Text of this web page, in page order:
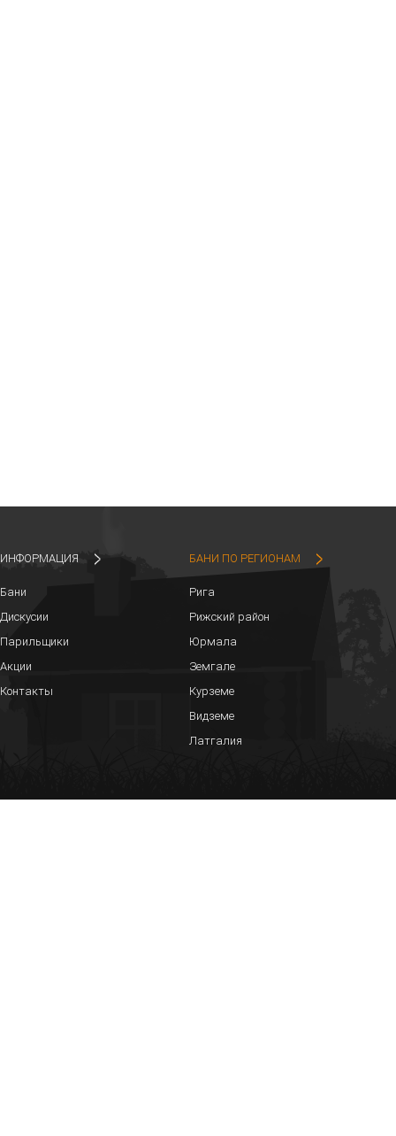
ИНФОРМАЦИЯ
Бани
Дискусии
Парильщики
Акции
Контакты
БАНИ ПО РЕГИОНАМ
Рига
Рижский район
Юрмала
Земгале
Курземе
Видземе
Латгалия